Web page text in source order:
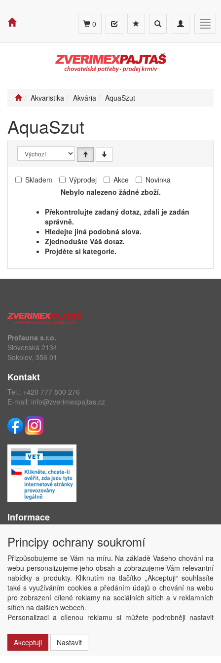
Toggle
navigation
Toggle
search
0
Akvaristika Akvária AquaSzut
AquaSzut
Skladem Výprodej Akce
Novinka
Nebylo nalezeno žádné zboží.
Překontrolujte zadaný dotaz, zdali je zadán
správně.
Hledejte jiná podobná slova.
Zjednodušte Váš dotaz.
Projděte si kategorie.
Profauna s.r.o.
Slovenská 2134
Sokolov, 356 01
Kontakt
Tel.: +420 777 800 276
E-mail: info@zverimexpajtas.cz
Informace
Obchodní podmínky
Ochrana osobních údajů
Kontakt
Losování účtenek
Aktuality
Nastavení soukromí
Copyright © ABRA Software a.s. 2020
Principy ochrany soukromí
Přizpůsobujeme se Vám na míru. Na základě Vašeho chování na
webu personalizujeme jeho obsah a zobrazujeme Vám relevantní
nabídky a produkty. Kliknutím na tlačítko „Akceptuji“ souhlasíte
také s využíváním cookies a předáním údajů o chování na webu
pro zobrazení cílené reklamy na sociálních sítích a v reklamních
sítích na dalších webech.
Personalizaci a cílenou reklamu si můžete podrobněji nastavit
Akceptuji
Nastavit